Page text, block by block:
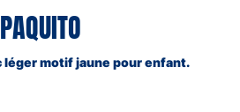
léger motif jaune pour enfant.